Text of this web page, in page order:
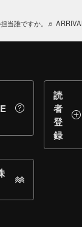
当誰ですか。♬
読
者
登
録